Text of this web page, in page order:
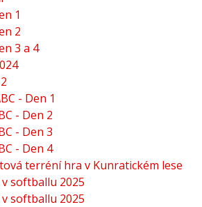
1
2
3 a 4
- Den 1
- Den 2
- Den 3
- Den 4
terréní hra v Kunratickém lese
softballu 2025
softballu 2025